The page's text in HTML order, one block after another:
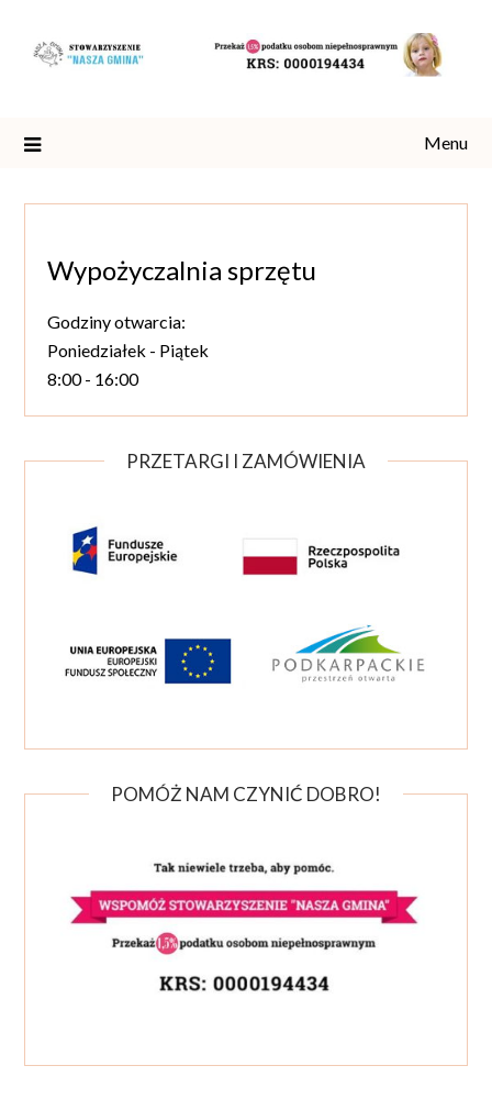
content
Menu
Wypożyczalnia sprzętu
Godziny otwarcia:
Poniedziałek - Piątek
8:00 - 16:00
PRZETARGI I ZAMÓWIENIA
POMÓŻ NAM CZYNIĆ DOBRO!